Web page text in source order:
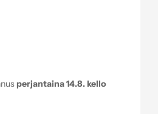
perjantaina 14.8. kello